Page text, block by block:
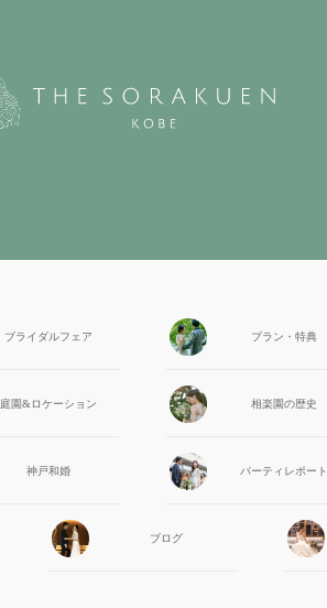
ブライダルフェア プラン・特典
庭園&ロケーション 相楽園の歴史
神戸和婚 パーティ レポート
ブログ